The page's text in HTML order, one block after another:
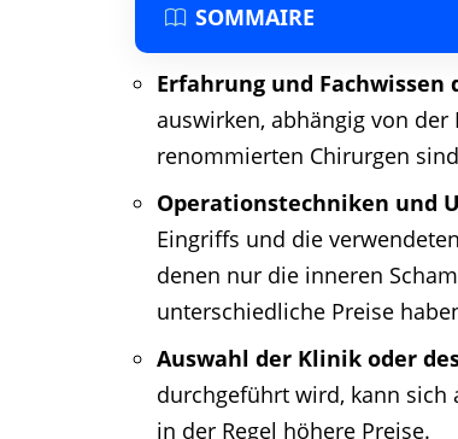
SOMMAIRE
Erfahrung und Fachwissen
auswirken, abhängig von
renommierten Chirurgen
Operationstechniken und
Eingriffs und die
denen nur die inneren
unterschiedliche Preise
Auswahl der Klinik oder
durchgeführt wird, kann sich
in der Regel höhere Preise.